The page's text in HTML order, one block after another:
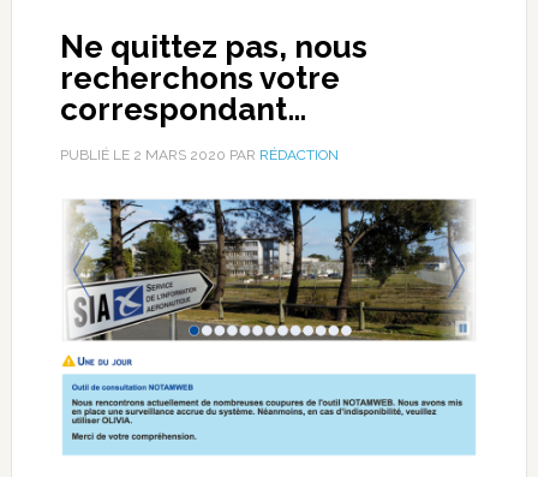
Ne quittez pas, nous
recherchons votre
correspondant…
PUBLIÉ LE 2 MARS 2020 PAR RÉDACTION